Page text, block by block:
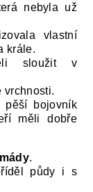
nebyla už
vlastní
krále.
sloužit v
vrchnosti.
pěší bojovník
měli dobře
.
půdy i s